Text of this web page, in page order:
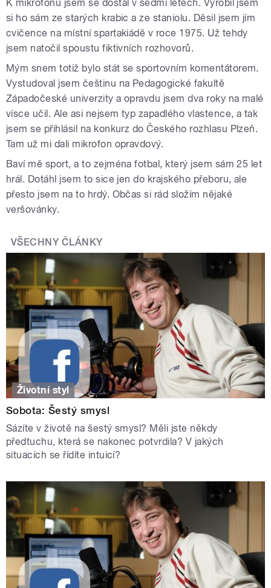
K mikrofonu jsem se dostal v sedmi letech. Vyrobil jsem
si ho sám ze starých krabic a ze staniolu. Děsil jsem jím
cvičence na místní spartakiádě v roce 1975. Už tehdy
jsem natočil spoustu fiktivních rozhovorů.
Mým snem totiž bylo stát se sportovním komentátorem.
Vystudoval jsem češtinu na Pedagogické fakultě
Západočeské univerzity a opravdu jsem dva roky na malé
vísce učil. Ale asi nejsem typ zapadlého vlastence, a tak
jsem se přihlásil na konkurz do Českého rozhlasu Plzeň.
Tam už mi dali mikrofon opravdový.
Baví mě sport, a to zejména fotbal, který jsem sám 25 let
hrál. Dotáhl jsem to sice jen do krajského přeboru, ale
přesto jsem na to hrdý. Občas si rád složím nějaké
veršovánky.
VŠECHNY ČLÁNKY
Životní styl
Sobota: Šestý smysl
Sázíte v životě na šestý smysl? Měli jste někdy
předtuchu, která se nakonec potvrdila? V jakých
situacích se řídíte intuicí?